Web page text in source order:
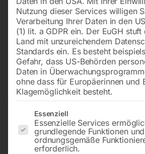
Spänewischer SET
zu GBFM 50 GAL
Nutzung dieser Services willigen
Verarbeitung Ihrer Daten in den
(1) lit. a GDPR ein. Der EuGH
Land mit unzureichendem
Standards ein. Es besteht
Gefahr, dass US-Behörden
Daten in
ohne dass für Europäerinnen und
Klagemöglichkeit besteht.
Es folgt eine Liste der Service-
Essenziell
Essenzielle Services
grundlegende Funktionen
ordnungsgemäße
erforderlich.